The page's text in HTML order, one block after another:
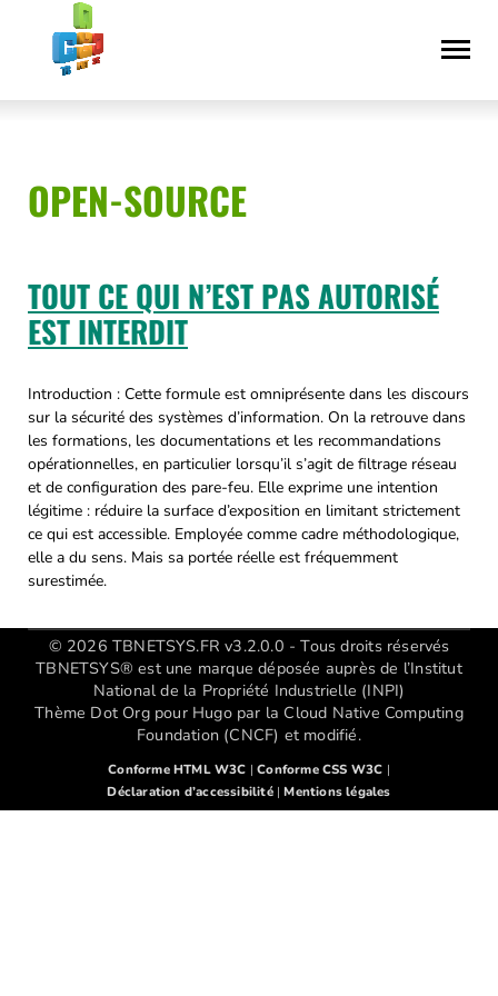
Aller
contenu
Déclaration
d’accessibilité
OPEN-SOURCE
TOUT CE QUI N’EST PAS AUTORISÉ
EST INTERDIT
Introduction : Cette formule est omniprésente dans les discours
sur la sécurité des systèmes d’information. On la retrouve dans
les formations, les documentations et les recommandations
opérationnelles, en particulier lorsqu’il s’agit de filtrage réseau
et de configuration des pare-feu. Elle exprime une intention
légitime : réduire la surface d’exposition en limitant strictement
ce qui est accessible. Employée comme cadre méthodologique,
elle a du sens. Mais sa portée réelle est fréquemment
surestimée.
© 2026 TBNETSYS.FR v3.2.0.0 - Tous droits réservés
TBNETSYS® est une marque déposée auprès de l’Institut
National de la Propriété Industrielle (INPI)
Thème Dot Org pour Hugo par la Cloud Native Computing
Foundation (CNCF) et modifié.
Conforme HTML W3C |Conforme CSS W3C |
Déclaration d’accessibilité|Mentions légales